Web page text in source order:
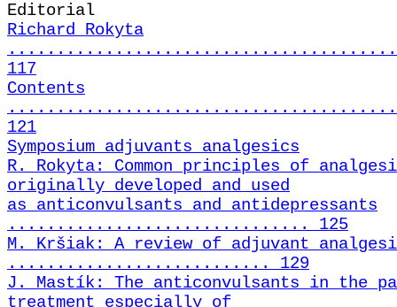
Editorial
Richard Rokyta
117
Contents
121
Symposium adjuvants analgesics
R. Rokyta: Common principles of
originally developed and used
as anticonvulsants and antidepressants
............................... 125
M. Kršiak: A review of adjuvant
........................... 129
J. Mastík: The anticonvulsants in the
treatment especially of